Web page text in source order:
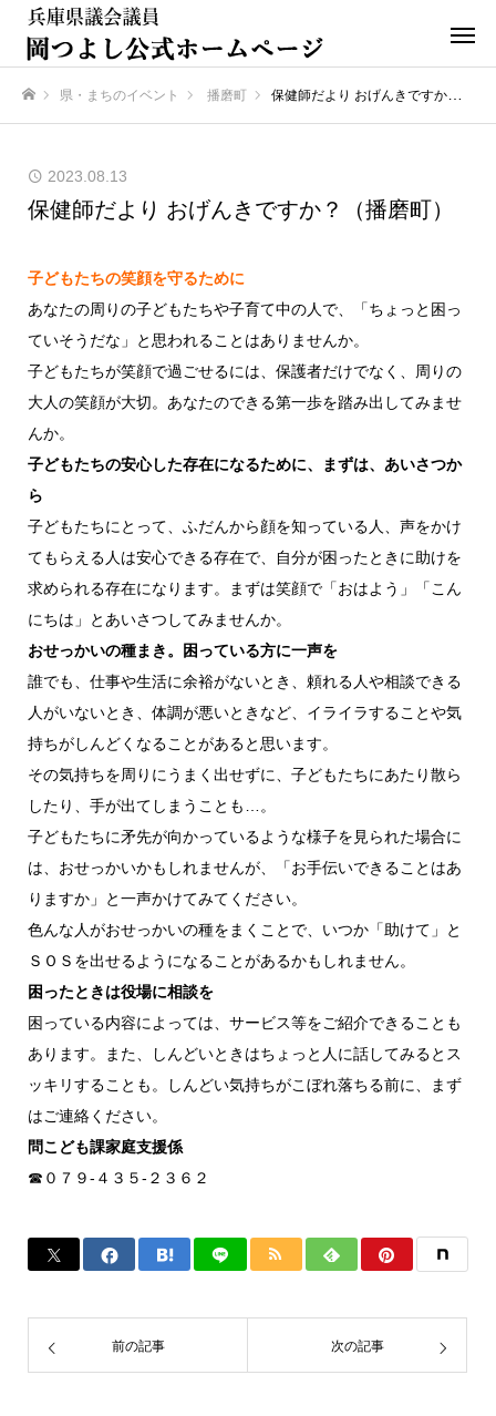
県・まちのイベント 播磨町 保健師だより おげんきですか？（播磨町）
2023.08.13
保健師だより おげんきですか？（播磨町）
子どもたちの笑顔を守るために
あなたの周りの子どもたちや子育て中の人で、「ちょっと困っ
ていそうだな」と思われることはありませんか。
子どもたちが笑顔で過ごせるには、保護者だけでなく、周りの
大人の笑顔が大切。あなたのできる第一歩を踏み出してみませ
んか。
子どもたちの安心した存在になるために、まずは、あいさつか
ら
子どもたちにとって、ふだんから顔を知っている人、声をかけ
てもらえる人は安心できる存在で、自分が困ったときに助けを
求められる存在になります。まずは笑顔で「おはよう」「こん
にちは」とあいさつしてみませんか。
おせっかいの種まき。困っている方に一声を
誰でも、仕事や生活に余裕がないとき、頼れる人や相談できる
人がいないとき、体調が悪いときなど、イライラすることや気
持ちがしんどくなることがあると思います。
その気持ちを周りにうまく出せずに、子どもたちにあたり散ら
したり、手が出てしまうことも…。
子どもたちに矛先が向かっているような様子を見られた場合に
は、おせっかいかもしれませんが、「お手伝いできることはあ
りますか」と一声かけてみてください。
色んな人がおせっかいの種をまくことで、いつか「助けて」と
ＳＯＳを出せるようになることがあるかもしれません。
困ったときは役場に相談を
困っている内容によっては、サービス等をご紹介できることも
あります。また、しんどいときはちょっと人に話してみるとス
ッキリすることも。しんどい気持ちがこぼれ落ちる前に、まず
はご連絡ください。
問こども課家庭支援係
☎０７９-４３５-２３６２
前の記事 次の記事